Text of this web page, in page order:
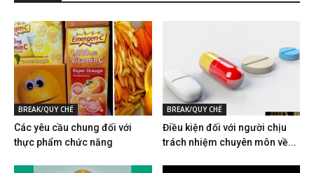
BREAK/QUY CHẾ
Các yêu cầu chung đối với
thực phẩm chức năng
BREAK/QUY CHẾ
Điều kiện đối với người chịu
trách nhiệm chuyên môn về...